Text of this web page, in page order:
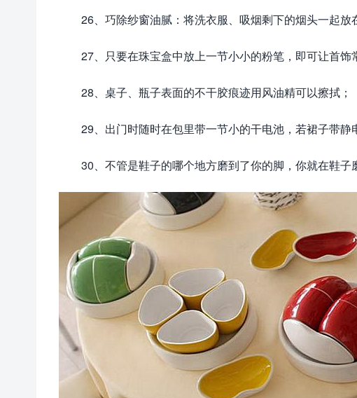
26、巧除纱窗油腻：将洗衣服、吸烟剩下的烟头一起
27、只要在珠宝盒中放上一节小小的粉笔，即可让首饰
28、桌子、瓶子表面的不干胶痕迹用风油精可以擦拭；
29、出门时随时在包里带一节小的干电池，若裙子带
30、不管是鞋子的哪个地方磨到了你的脚，你就在鞋子